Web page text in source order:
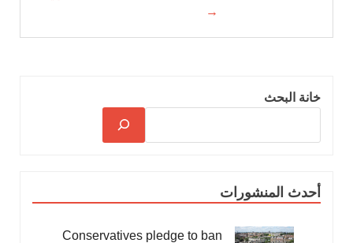
→
خانة البحث
أحدث المنشورات
Conservatives pledge to ban